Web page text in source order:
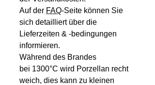
Auf der FAQ-Seite können Sie
sich detailliert über die
Lieferzeiten & -bedingungen
informieren.
Während des Brandes
bei 1300°C wird Porzellan recht
weich, dies kann zu kleinen